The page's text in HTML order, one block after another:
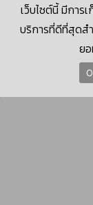
© 2026
เว็บไซต์นี้ มีการ
บริการที่ดีที่สุดส
ย